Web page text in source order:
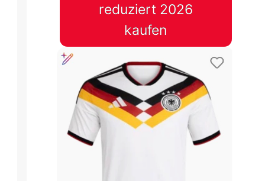
Tabelle
Tabelle
reduziert 2026
kaufen